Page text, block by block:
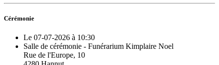
Cérémonie
Le 07-07-2026 à 10:30
Salle de cérémonie - Funérarium Kimplaire Noel
Rue de l'Europe, 10